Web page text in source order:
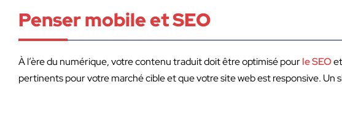
Penser mobile et SEO
À l’ère du numérique, votre contenu traduit doit être optimisé pourle SEO
pertinents pour votre marché cible et que votre site web est responsive.